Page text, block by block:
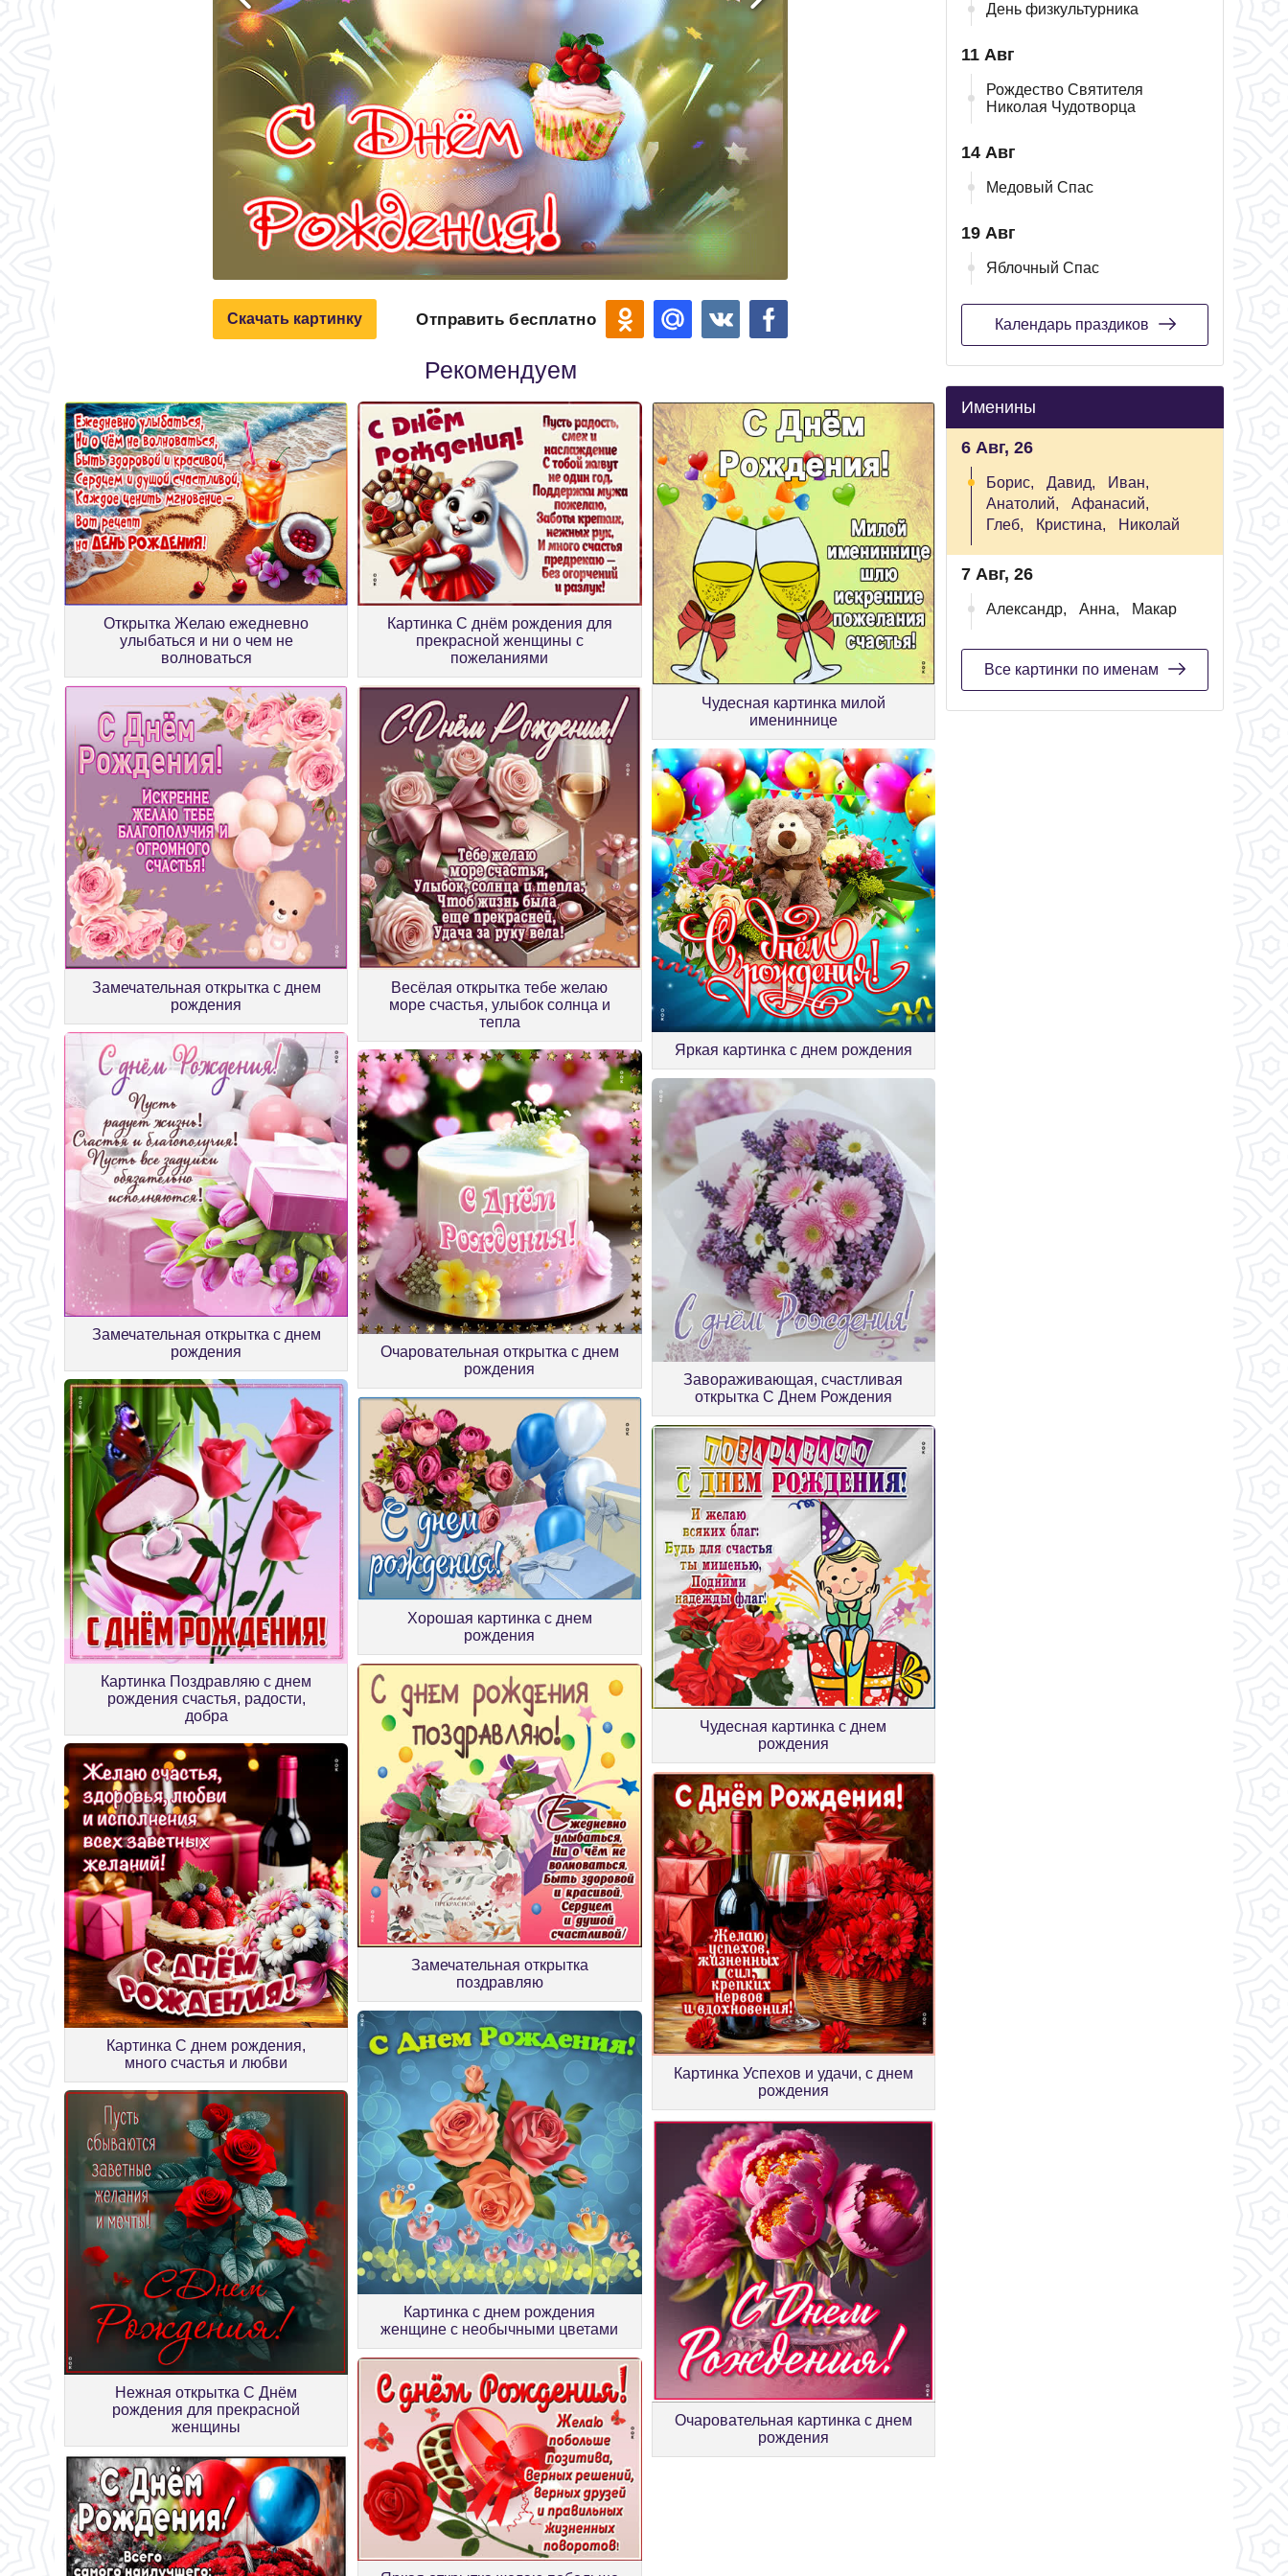
Скачать картинку Отправить бесплатно
Рекомендуем
Открытка Желаю ежедневно
улыбаться и ни о чем не
волноваться
Картинка С днём рождения для
прекрасной женщины с
пожеланиями
Чудесная картинка милой
имениннице
Замечательная открытка с днем
рождения
Весёлая открытка тебе желаю
море счастья, улыбок солнца и
тепла
Яркая картинка с днем рождения
Замечательная открытка с днем
рождения
Очаровательная открытка с днем
рождения
Завораживающая, счастливая
открытка С Днем Рождения
Картинка Поздравляю с днем
рождения счастья, радости,
добра
Хорошая картинка с днем
рождения
Чудесная картинка с днем
рождения
Картинка С днем рождения,
много счастья и любви
Замечательная открытка
поздравляю
Картинка Успехов и удачи, с днем
рождения
Нежная открытка С Днём
рождения для прекрасной
женщины
Картинка с днем рождения
женщине с необычными цветами
Очаровательная картинка с днем
рождения
День физкультурника
11 Авг
Рождество Святителя
Николая Чудотворца
14 Авг
Медовый Спас
19 Авг
Яблочный Спас
Календарь праздиков
Именины
6 Авг, 26
Борис, Давид,
Иван,
Анатолий,
Афанасий,
Глеб,
Кристина, Николай
7 Авг, 26
Александр, Анна, Макар
Все картинки по именам